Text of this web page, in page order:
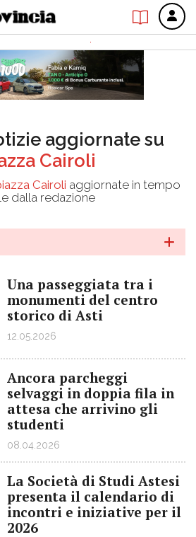
aggiornate su
Cairoli
Cairoli aggiornate in tempo
dalla redazione
Una passeggiata tra i
monumenti del centro
storico di Asti
12.05.2026
Ancora parcheggi
selvaggi in doppia fila in
attesa che arrivino gli
studenti
08.04.2026
La Società di Studi Astesi
presenta il calendario di
incontri e iniziative per il
2026